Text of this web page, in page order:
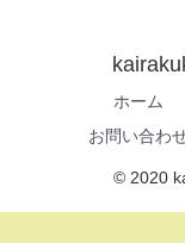
ホーム
お問い合わ
© 2020